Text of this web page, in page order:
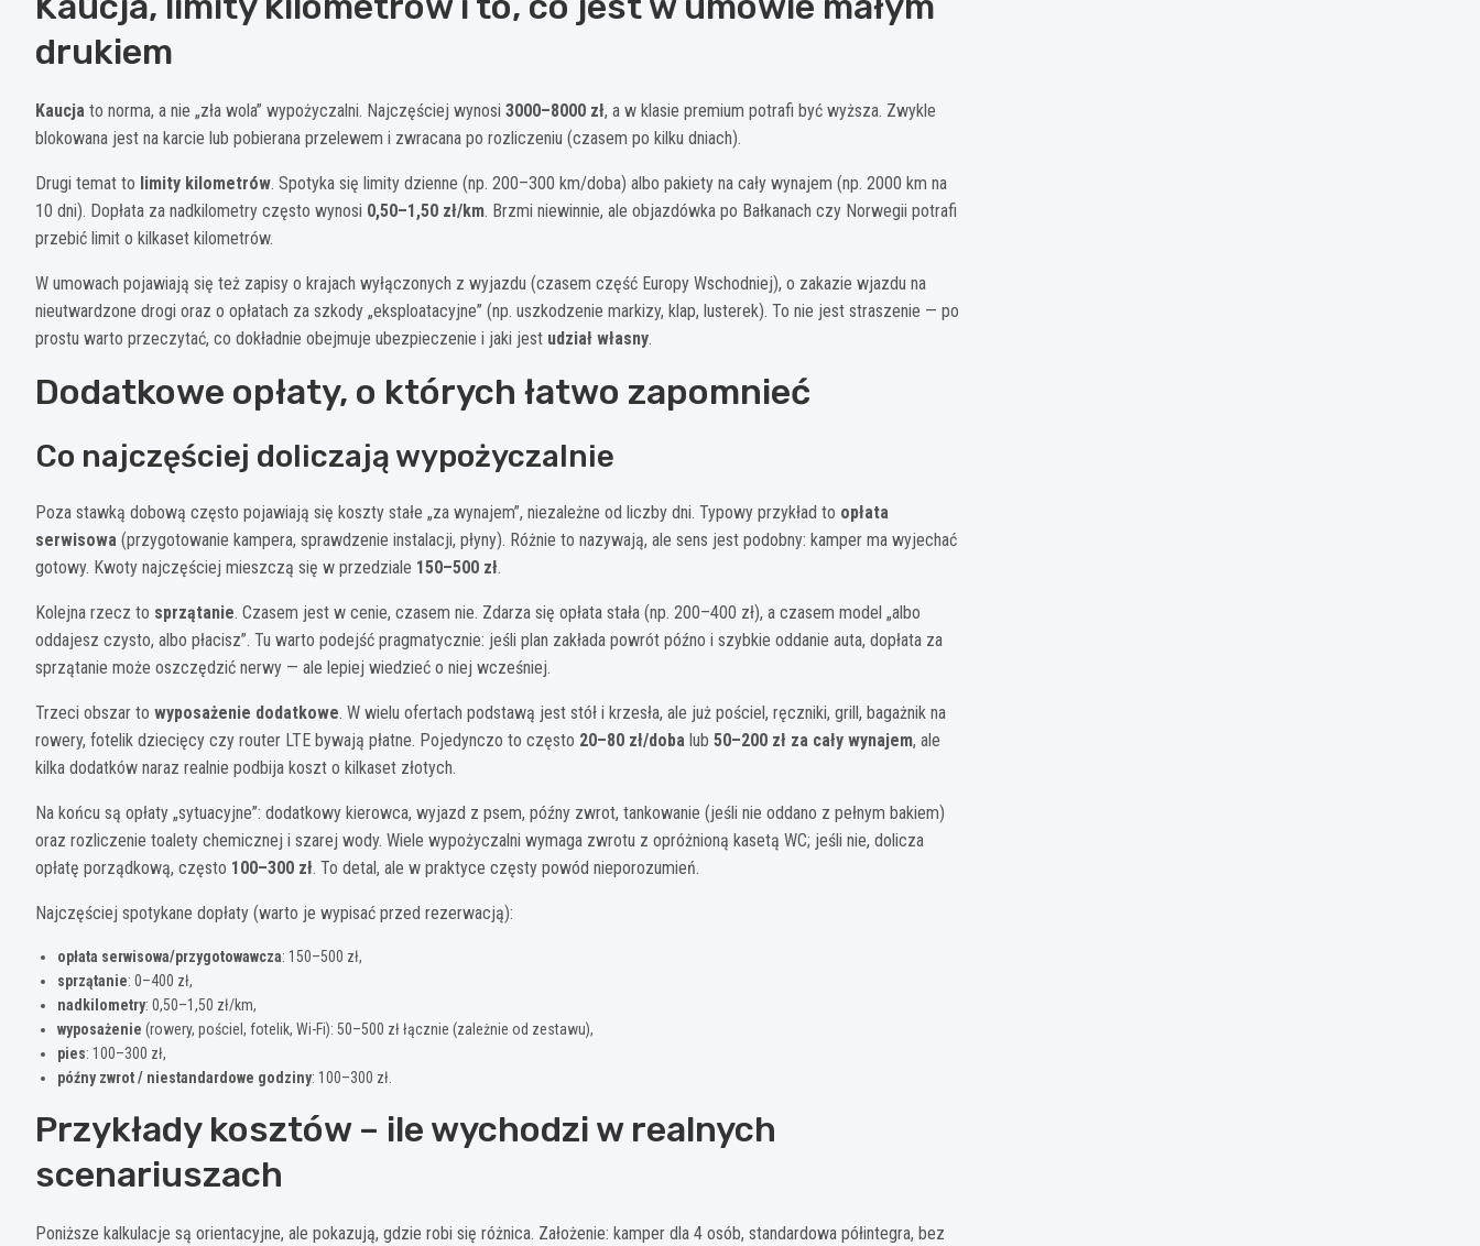
drukiem
Kaucja to norma, a nie „zła wola” wypożyczalni. Najczęściej wynosi 3000–8000 zł, a w klasie premium potrafi być wyższa. Zwykle
blokowana jest na karcie lub pobierana przelewem i zwracana po rozliczeniu (czasem po kilku dniach).
Drugi temat to limity kilometrów. Spotyka się limity dzienne (np. 200–300 km/doba) albo pakiety na cały wynajem (np. 2000 km na
10 dni). Dopłata za nadkilometry często wynosi 0,50–1,50 zł/km. Brzmi niewinnie, ale objazdówka po Bałkanach czy Norwegii potrafi
przebić limit o kilkaset kilometrów.
W umowach pojawiają się też zapisy o krajach wyłączonych z wyjazdu (czasem część Europy Wschodniej), o zakazie wjazdu na
nieutwardzone drogi oraz o opłatach za szkody „eksploatacyjne” (np. uszkodzenie markizy, klap, lusterek). To nie jest straszenie — po
prostu warto przeczytać, co dokładnie obejmuje ubezpieczenie i jaki jest udział własny.
Dodatkowe opłaty, o których łatwo zapomnieć
Co najczęściej doliczają wypożyczalnie
Poza stawką dobową często pojawiają się koszty stałe „za wynajem”, niezależne od liczby dni. Typowy przykład to opłata
serwisowa (przygotowanie kampera, sprawdzenie instalacji, płyny). Różnie to nazywają, ale sens jest podobny: kamper ma wyjechać
gotowy. Kwoty najczęściej mieszczą się w przedziale 150–500 zł.
Kolejna rzecz to sprzątanie. Czasem jest w cenie, czasem nie. Zdarza się opłata stała (np. 200–400 zł), a czasem model „albo
oddajesz czysto, albo płacisz”. Tu warto podejść pragmatycznie: jeśli plan zakłada powrót późno i szybkie oddanie auta, dopłata za
sprzątanie może oszczędzić nerwy — ale lepiej wiedzieć o niej wcześniej.
Trzeci obszar to wyposażenie dodatkowe. W wielu ofertach podstawą jest stół i krzesła, ale już pościel, ręczniki, grill, bagażnik na
rowery, fotelik dziecięcy czy router LTE bywają płatne. Pojedynczo to często 20–80 zł/doba lub 50–200 zł za cały wynajem, ale
kilka dodatków naraz realnie podbija koszt o kilkaset złotych.
Na końcu są opłaty „sytuacyjne”: dodatkowy kierowca, wyjazd z psem, późny zwrot, tankowanie (jeśli nie oddano z pełnym bakiem)
oraz rozliczenie toalety chemicznej i szarej wody. Wiele wypożyczalni wymaga zwrotu z opróżnioną kasetą WC; jeśli nie, dolicza
opłatę porządkową, często 100–300 zł. To detal, ale w praktyce częsty powód nieporozumień.
Najczęściej spotykane dopłaty (warto je wypisać przed rezerwacją):
opłata serwisowa/przygotowawcza: 150–500 zł,
sprzątanie: 0–400 zł,
nadkilometry: 0,50–1,50 zł/km,
wyposażenie (rowery, pościel, fotelik, Wi-Fi): 50–500 zł łącznie (zależnie od zestawu),
pies: 100–300 zł,
późny zwrot / niestandardowe godziny: 100–300 zł.
Przykłady kosztów – ile wychodzi w realnych
scenariuszach
Poniższe kalkulacje są orientacyjne, ale pokazują, gdzie robi się różnica. Założenie: kamper dla 4 osób, standardowa półintegra, bez